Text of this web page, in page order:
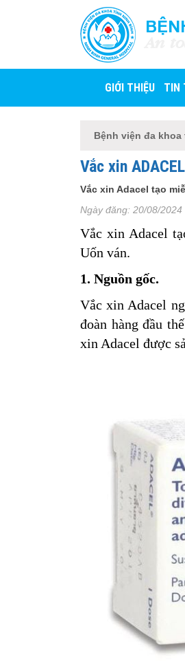
GIỚI THIỆU TIN
Bệnh viện đa
Vắc xin
Vắc xin Adacel tạo
Ngày đăng: 20/08/2024
Vắc xin Adacel
Uốn ván.
1. Nguồn gốc.
Vắc xin Adacel
đoàn hàng đầu
xin Adacel được